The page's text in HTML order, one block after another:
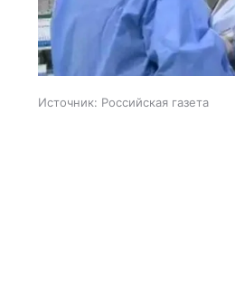
Источник: Российская газета